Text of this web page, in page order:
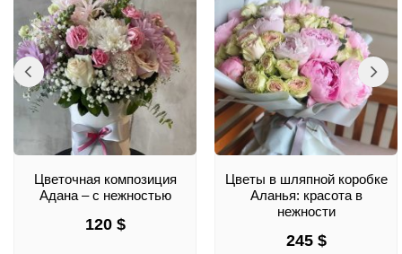
Цветочная композиция
Адана – с нежностью
120 $
Цветы в шляпной коробке
Аланья: красота в
нежности
245 $